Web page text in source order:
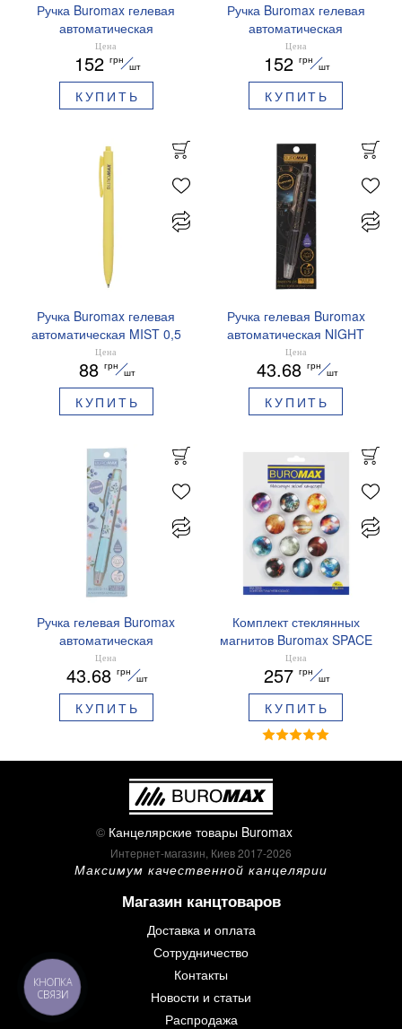
Ручка Buromax гелевая
автоматическая
PRESTIGE SILVER 0,5 мм
синие чернила BM.83102
Цена
152 грн
шт
КУПИТЬ
Ручка Buromax гелевая
автоматическая
PRESTIGE GOLD 0,5 мм
синие чернила BM.83101
Цена
152 грн
шт
КУПИТЬ
Ручка Buromax гелевая
автоматическая MIST 0,5
мм синие чернила
BM.83103
Цена
88 грн
шт
КУПИТЬ
Ручка гелевая Buromax
автоматическая NIGHT
SKY ZODIAC 0.5 мм
ароматизированный грипп
синие чернила BM.8379-
01
Цена
43.68 грн
шт
КУПИТЬ
Ручка гелевая Buromax
автоматическая
ARABESKI 0.5 мм
ароматизированный грипп
синие чернила в блистере
BM.8379-02
Цена
43.68 грн
шт
КУПИТЬ
Комплект стеклянных
магнитов Buromax SPACE
12 шт 30 мм BM.0048
Цена
257 грн
шт
КУПИТЬ
© Канцелярские товары Buromax
Интернет-магазин, Киев 2017-2026
Максимум качественной канцелярии
Магазин канцтоваров
Доставка и оплата
Сотрудничество
Контакты
Новости и статьи
Распродажа
КНОПКА
СВЯЗИ